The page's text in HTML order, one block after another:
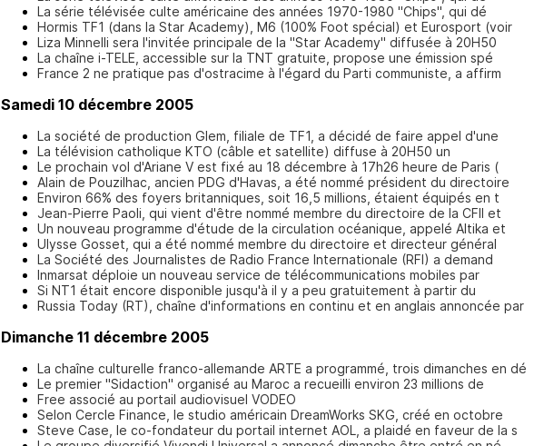
La série télévisée culte américaine des années 1970-1980 "Chips", qui dé
Hormis TF1 (dans la Star Academy), M6 (100% Foot spécial) et Eurosport (voir
Liza Minnelli sera l'invitée principale de la "Star Academy" diffusée à 20H50
La chaîne i-TELE, accessible sur la TNT gratuite, propose une émission spé
France 2 ne pratique pas d'ostracime à l'égard du Parti communiste, a affirm
Samedi 10 décembre 2005
La société de production Glem, filiale de TF1, a décidé de faire appel d'une
La télévision catholique KTO (câble et satellite) diffuse à 20H50 un
Le prochain vol d'Ariane V est fixé au 18 décembre à 17h26 heure de Paris (
Alain de Pouzilhac, ancien PDG d'Havas, a été nommé président du directoire
Environ 66% des foyers britanniques, soit 16,5 millions, étaient équipés en t
Jean-Pierre Paoli, qui vient d'être nommé membre du directoire de la CFII et
Un nouveau programme d'étude de la circulation océanique, appelé Altika et
Ulysse Gosset, qui a été nommé membre du directoire et directeur général
La Société des Journalistes de Radio France Internationale (RFI) a demand
Inmarsat déploie un nouveau service de télécommunications mobiles par
Si NT1 était encore disponible jusqu'à il y a peu gratuitement à partir du
Russia Today (RT), chaîne d'informations en continu et en anglais annoncée par
Dimanche 11 décembre 2005
La chaîne culturelle franco-allemande ARTE a programmé, trois dimanches en dé
Le premier "Sidaction" organisé au Maroc a recueilli environ 23 millions de
Free associé au portail audiovisuel VODEO
Selon Cercle Finance, le studio américain DreamWorks SKG, créé en octobre
Steve Case, le co-fondateur du portail internet AOL, a plaidé en faveur de la s